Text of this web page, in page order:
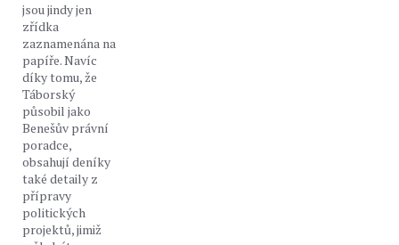
jsou jindy jen
zřídka
zaznamenána na
papíře. Navíc
díky tomu, že
Táborský
působil jako
Benešův právní
poradce,
obsahují deníky
také detaily z
přípravy
politických
projektů, jimiž